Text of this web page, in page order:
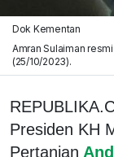
Dok Kementan
Amran Sulaiman
(25/10/2023).
Presiden KH
Pertanian